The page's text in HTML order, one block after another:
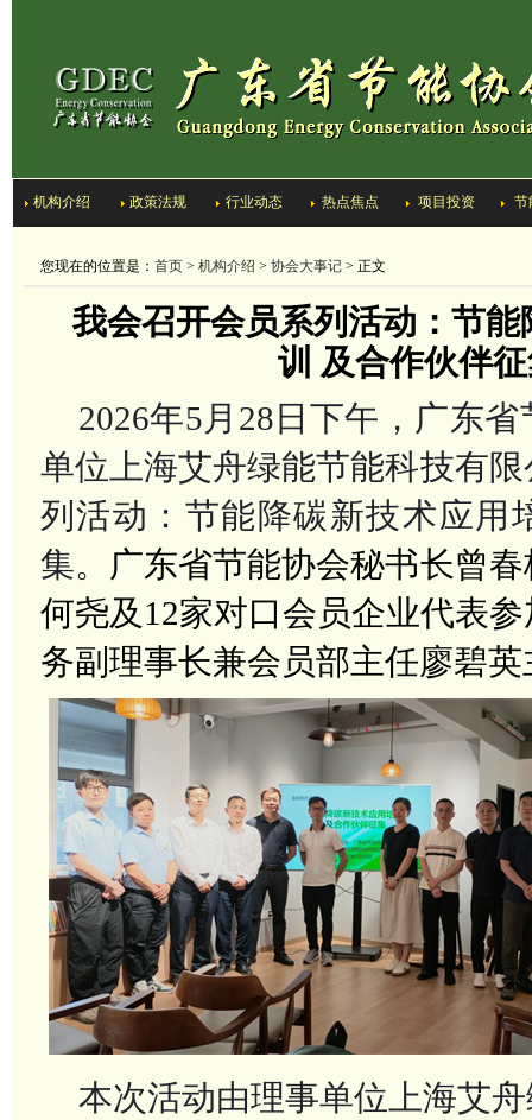
机构介绍 政策法规 行业动态 热点焦点 项目投资 节
您现在的位置是： 首页> 机构介绍 > 协会大事记> 正文
我会召开会员系列活动：节
训 及合作伙伴
2026年5月28日下午，广东
单位上海艾舟绿能节能科技有
列活动：节能降碳新技术应用
集。
广东省节能协会秘书长曾
何尧及 12家对口会员企业代表
务副理事长兼会员部主任廖碧
本次活动由理事单位上海艾